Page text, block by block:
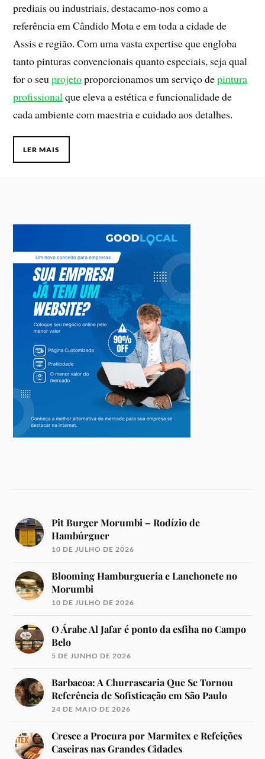
prediais ou industriais, destacamo-nos como a
referência em Cândido Mota e em toda a cidade de
Assis e região. Com uma vasta expertise que engloba
tanto pinturas convencionais quanto especiais, seja qual
for o seuprojetoproporcionamos um serviço depintura
profissionalque eleva a estética e funcionalidade de
cada ambiente com maestria e cuidado aos detalhes.
LER MAIS
Pit Burger Morumbi – Rodízio de
Hambúrguer
10 DE JULHO DE 2026
Blooming Hamburgueria e Lanchonete no
Morumbi
10 DE JULHO DE 2026
O Árabe Al Jafar é ponto da esfiha no Campo
Belo
5 DE JUNHO DE 2026
Barbacoa: A Churrascaria Que Se Tornou
Referência de Sofisticação em São Paulo
24 DE MAIO DE 2026
Cresce a Procura por Marmitex e Refeições
Caseiras nas Grandes Cidades